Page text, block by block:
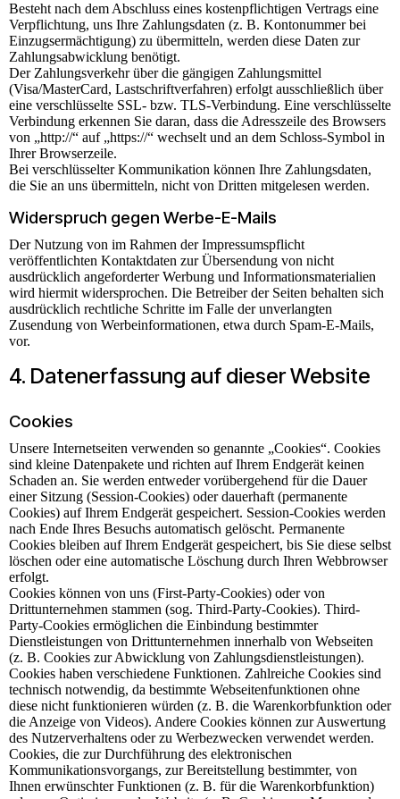
Besteht nach dem Abschluss eines kostenpflichtigen Vertrags eine
Verpflichtung, uns Ihre Zahlungsdaten (z. B. Kontonummer bei
Einzugsermächtigung) zu übermitteln, werden diese Daten zur
Zahlungsabwicklung benötigt.
Der Zahlungsverkehr über die gängigen Zahlungsmittel
(Visa/MasterCard, Lastschriftverfahren) erfolgt ausschließlich über
eine verschlüsselte SSL- bzw. TLS-Verbindung. Eine verschlüsselte
Verbindung erkennen Sie daran, dass die Adresszeile des Browsers
von „http://“ auf „https://“ wechselt und an dem Schloss-Symbol in
Ihrer Browserzeile.
Bei verschlüsselter Kommunikation können Ihre Zahlungsdaten,
die Sie an uns übermitteln, nicht von Dritten mitgelesen werden.
Widerspruch gegen Werbe-E-Mails
Der Nutzung von im Rahmen der Impressumspflicht
veröffentlichten Kontaktdaten zur Übersendung von nicht
ausdrücklich angeforderter Werbung und Informationsmaterialien
wird hiermit widersprochen. Die Betreiber der Seiten behalten sich
ausdrücklich rechtliche Schritte im Falle der unverlangten
Zusendung von Werbeinformationen, etwa durch Spam-E-Mails,
vor.
4. Datenerfassung auf dieser Website
Cookies
Unsere Internetseiten verwenden so genannte „Cookies“. Cookies
sind kleine Datenpakete und richten auf Ihrem Endgerät keinen
Schaden an. Sie werden entweder vorübergehend für die Dauer
einer Sitzung (Session-Cookies) oder dauerhaft (permanente
Cookies) auf Ihrem Endgerät gespeichert. Session-Cookies werden
nach Ende Ihres Besuchs automatisch gelöscht. Permanente
Cookies bleiben auf Ihrem Endgerät gespeichert, bis Sie diese selbst
löschen oder eine automatische Löschung durch Ihren Webbrowser
erfolgt.
Cookies können von uns (First-Party-Cookies) oder von
Drittunternehmen stammen (sog. Third-Party-Cookies). Third-
Party-Cookies ermöglichen die Einbindung bestimmter
Dienstleistungen von Drittunternehmen innerhalb von Webseiten
(z. B. Cookies zur Abwicklung von Zahlungsdienstleistungen).
Cookies haben verschiedene Funktionen. Zahlreiche Cookies sind
technisch notwendig, da bestimmte Webseitenfunktionen ohne
diese nicht funktionieren würden (z. B. die Warenkorbfunktion oder
die Anzeige von Videos). Andere Cookies können zur Auswertung
des Nutzerverhaltens oder zu Werbezwecken verwendet werden.
Cookies, die zur Durchführung des elektronischen
Kommunikationsvorgangs, zur Bereitstellung bestimmter, von
Ihnen erwünschter Funktionen (z. B. für die Warenkorbfunktion)